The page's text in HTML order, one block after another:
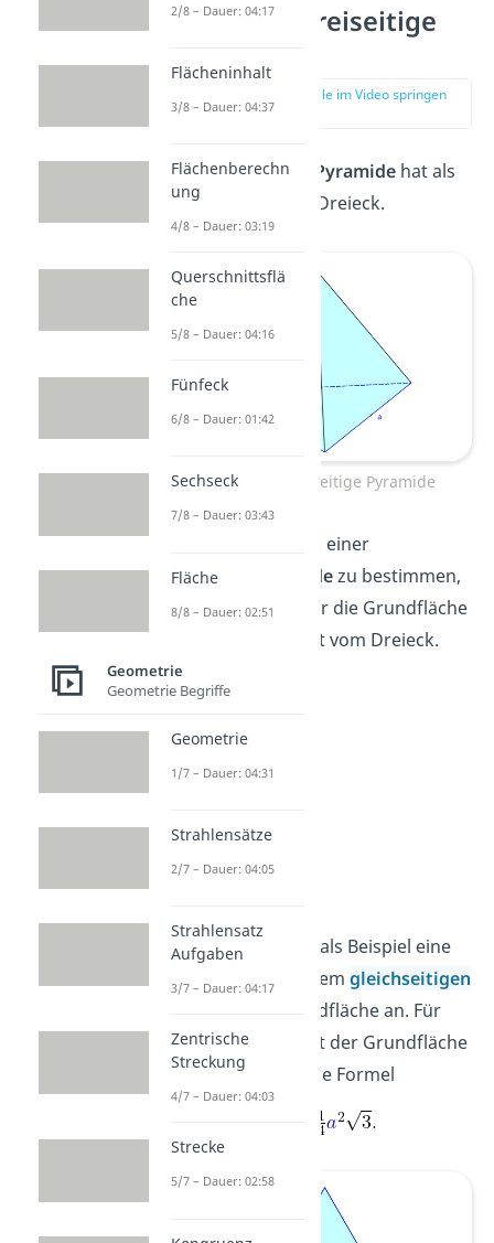
Volumen dreiseitige
zur Stelle im Video springen
Einedreiseitige Pyramidehat als
Grundfläche ein Dreieck.
Volumen dreiseitige Pyramide
einer
Dreieckspyramidezu bestimmen,
berechnest du für die Grundfläche
den Flächeninhalt vom Dreieck.
Schauen wir uns als Beispiel eine
Pyramide mit einem gleichseitigen
als Grundfläche an. Für
den Flächeninhalt der Grundfläche
verwendest du die Formel
2/8 – Dauer: 04:17
Flächeninhalt
3/8 – Dauer: 04:37
Flächenberechn
ung
4/8 – Dauer: 03:19
Querschnittsflä
che
5/8 – Dauer: 04:16
Fünfeck
6/8 – Dauer: 01:42
Sechseck
7/8 – Dauer: 03:43
Fläche
8/8 – Dauer: 02:51
Geometrie
Geometrie Begriffe
Geometrie
1/7 – Dauer: 04:31
Strahlensätze
2/7 – Dauer: 04:05
Strahlensatz
Aufgaben
3/7 – Dauer: 04:17
Zentrische
Streckung
4/7 – Dauer: 04:03
Strecke
5/7 – Dauer: 02:58